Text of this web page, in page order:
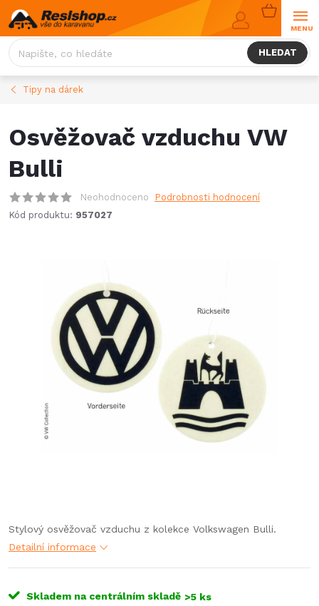
Přejít
na
obsah
HLEDAT
NÁKUPNÍ
KOŠÍK
Tipy na dárek
Osvěžovač vzduchu VW
Bulli
Neohodnoceno
Podrobnosti hodnocení
Kód produktu: 957027
Stylový osvěžovač vzduchu z kolekce Volkswagen Bulli.
Detailní informace
Skladem na centrálním skladě >5 ks